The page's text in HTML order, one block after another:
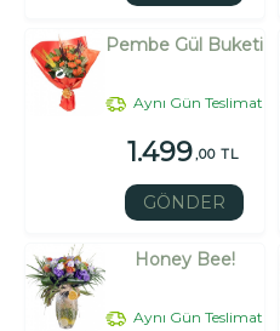
Pembe Gül Buketi
Aynı Gün Teslimat
1.499,00 TL
GÖNDER
Honey Bee!
Aynı Gün Teslimat